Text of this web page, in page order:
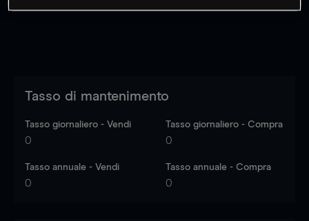
Tasso di mantenimento
Tasso giornaliero - Vendi
0
Tasso giornaliero - Compra
0
Tasso annuale - Vendi
0
Tasso annuale - Compra
0